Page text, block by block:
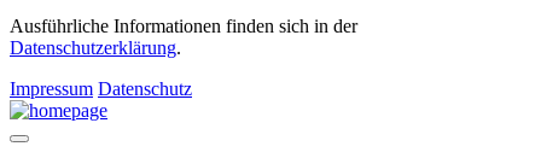
Ausführliche Informationen finden sich in der
Datenschutzerklärung.
Impressum Datenschutz